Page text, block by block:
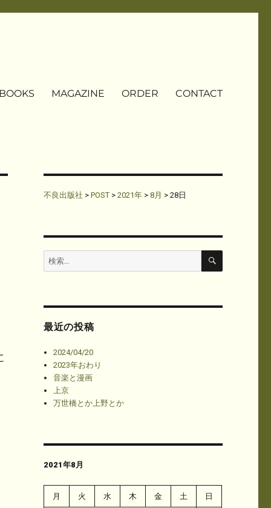
MAGAZINE ORDER CONTACT
不良出版社 > POST> 2021年> 8月 > 28日
検
索:
検
最近の投稿
2024/04/20
2023年おわり
音楽と漫画
上京
万世橋とか上野とか
2021年8月
月 火 水 木 金 土 日